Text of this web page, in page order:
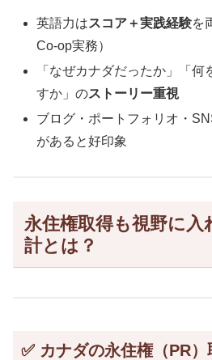
英語力はスコア＋実践経験を
Co-op実務）
「なぜカナダだったか」「
すか」のストーリー重視
ブログ・ポートフォリオ・
があると好印象
永住権取得も視野に
計とは？
✅ カナダの永住権（PR